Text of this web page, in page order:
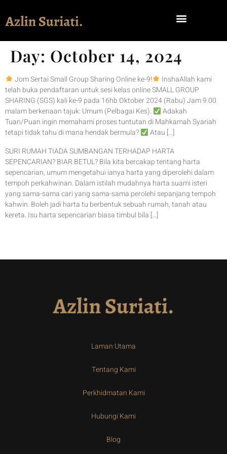
Day: October 14, 2024
Jom Sertai Small Group Sharing Online ke-9!
InshaAllah kami
telah buka pendaftaran untuk sesi kelas online SMALL GROUP
SHARING (SGS) kali ke-9 pada 16hb Oktober 2024 (Rabu) Jam 9.00
malam berkenaan tajuk: Umum (Pelbagai Kes).
Adakah
Tuan/Puan ingin memahami proses tuntutan di Mahkamah Syariah
tetapi tidak tahu di mana hendak bermula?
Atau […]
SURI RUMAH TIADA SUMBANGAN TERHADAP HARTA
SEPENCARIAN? BIAR BETUL? Bila kita bercakap tentang harta
sepencarian, umum mengetahui ianya harta yang diperolehi dalam
tempoh perkahwinan. Dalam istilah mudahnya harta suami isteri
yang sama-sama cari yang sama-sama perolehi sepanjang tempoh
kahwin. Boleh jadi harta tu berbentuk sebuah rumah, tanah atau
kereta. Isu harta sepencarian biasa timbul bila […]
Laman Utama
Tentang Kami
Perkhidmatan Kami
Hubungi Kami
Blog